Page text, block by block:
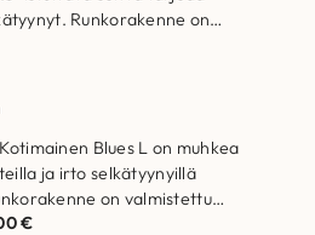
Runkorakenne on
ja kertopuusta…
Blues L on muhkea
ja irto selkätyynyillä
on valmistettu…
€